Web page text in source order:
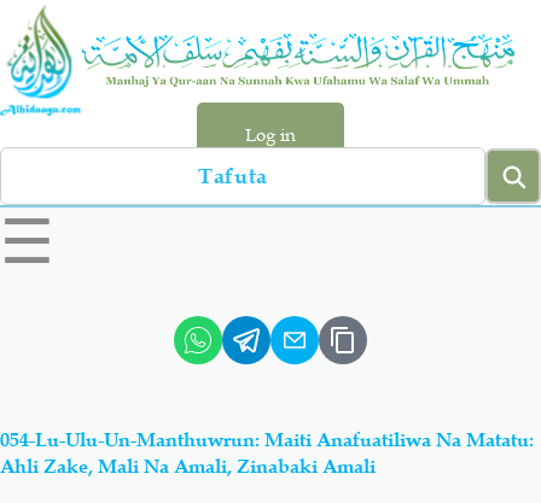
Skip
main
content
Log in
Search
left
sidebar
☰
Hadiyth
Aqiydah Manhaj
054-Lu-Ulu-Un-Manthuwrun: Maiti Anafuatiliwa Na Matatu:
Ahli Zake, Mali Na Amali, Zinabaki Amali